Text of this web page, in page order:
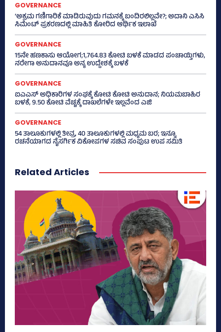
GOVERNANCE
‘ಅಕ್ರಮ ಗಣಿಗಾರಿಕೆ ಮಾಡಿರುವುದು ಗಮನಕ್ಕೆ ಬಂದಿರಲಿಲ್ಲವೇ?; ಅದಾನಿ ಎಸಿಸಿ
ಸಿಮೆಂಟ್ ಪ್ರಕರಣದಲ್ಲಿ ಮಾಹಿತಿ ಕೋರಿದ ಆರ್ಥಿಕ ಇಲಾಖೆ
GOVERNANCE
15ನೇ ಹಣಕಾಸು ಆಯೋಗ;1,764.83 ಕೋಟಿ ಬಳಕೆ ಮಾಡದ ಪಂಚಾಯ್ತಿಗಳು,
ನರೇಗಾ ಅನುದಾನವೂ ಅನ್ಯ ಉದ್ದೇಶಕ್ಕೆ ಬಳಕೆ
GOVERNANCE
ಐಎಎಸ್‌ ಅಧಿಕಾರಿಗಳ ಸಂಘಕ್ಕೆ ಕೋಟಿ ಕೋಟಿ ಅನುದಾನ; ನಿಯಮಬಾಹಿರ
ಬಳಕೆ, 9.50 ಕೋಟಿ ವೆಚ್ಚಕ್ಕೆ ದಾಖಲೆಗಳೇ ಇಲ್ಲವೆಂದ ಎಜಿ
GOVERNANCE
54 ತಾಲೂಕುಗಳಲ್ಲಿ ತೀವ್ರ, 40 ತಾಲೂಕುಗಳಲ್ಲಿ ಮಧ್ಯಮ ಬರ; ಇನ್ನೂ
ರಚನೆಯಾಗದ ನೈಸರ್ಗಿಕ ವಿಕೋಪಗಳ ಸಚಿವ ಸಂಪುಟ ಉಪ ಸಮಿತಿ
Related Articles